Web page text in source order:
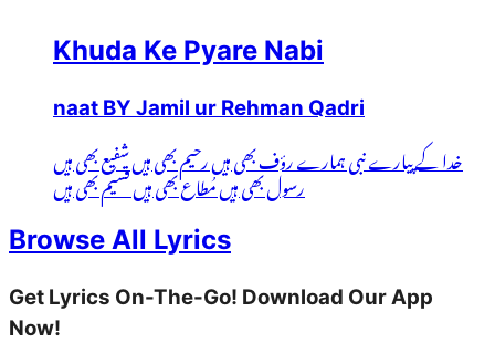
Khuda Ke Pyare Nabi
naat BY Jamil ur Rehman Qadri
خدا کے پیارے نبی ہمارے رؤف بھی ہیں رحیم بھی ہیں شفیع بھی ہیں
رسول بھی ہیں مُطاع بھی ہیں قسیم بھی ہیں
Browse All Lyrics
Get Lyrics On-The-Go! Download Our App
Now!